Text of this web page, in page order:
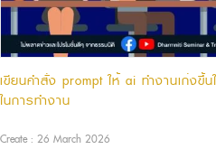
เขียนคำสั่ง prompt ให้ ai ทำงานเก่ง
ในการทำงาน
Create : 26 March 2026